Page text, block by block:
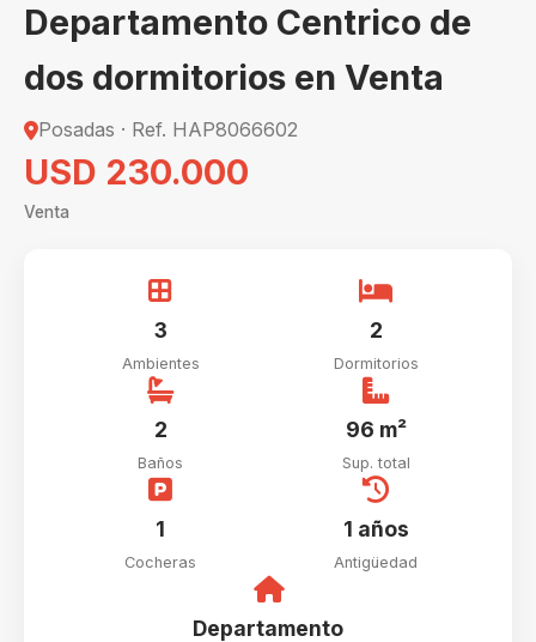
Departamento Centrico de
dos dormitorios en Venta
Posadas · Ref. HAP8066602
USD 230.000
Venta
3
Ambientes
2
Dormitorios
2
Baños
96 m²
Sup. total
1
Cocheras
1 años
Antigüedad
Departamento